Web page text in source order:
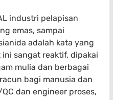
industri pelapisan
emas, sampai
adalah kata yang
sangat reaktif, dipakai
mulia dan berbagai
bagi manusia dan
dan engineer proses,